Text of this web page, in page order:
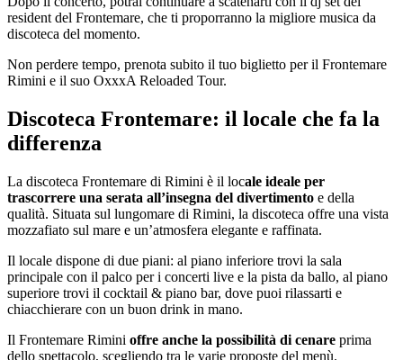
resident del Frontemare, che ti proporranno la migliore musica da
discoteca del momento.
Non perdere tempo, prenota subito il tuo biglietto per il Frontemare
Rimini e il suo OxxxA Reloaded Tour.
Discoteca Frontemare: il locale che fa la
differenza
La discoteca Frontemare di Rimini è il locale ideale per
trascorrere una serata all’insegna del divertimento e della
qualità. Situata sul lungomare di Rimini, la discoteca offre una vista
mozzafiato sul mare e un’atmosfera elegante e raffinata.
Il locale dispone di due piani: al piano inferiore trovi la sala
principale con il palco per i concerti live e la pista da ballo, al piano
superiore trovi il cocktail & piano bar, dove puoi rilassarti e
chiacchierare con un buon drink in mano.
Il Frontemare Rimini offre anche la possibilità di cenare prima
dello spettacolo, scegliendo tra le varie proposte del menù.